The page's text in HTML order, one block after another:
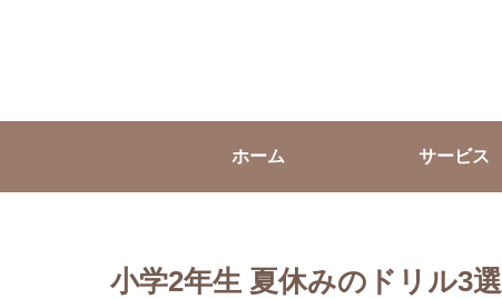
ホーム サービス
小学2年生 夏休みのドリル3選